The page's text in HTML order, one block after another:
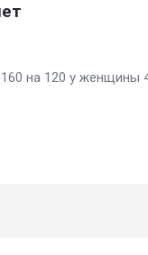
120 у женщины